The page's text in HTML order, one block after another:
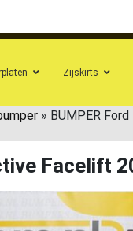
Zijskirts
» BUMPER
Facelift